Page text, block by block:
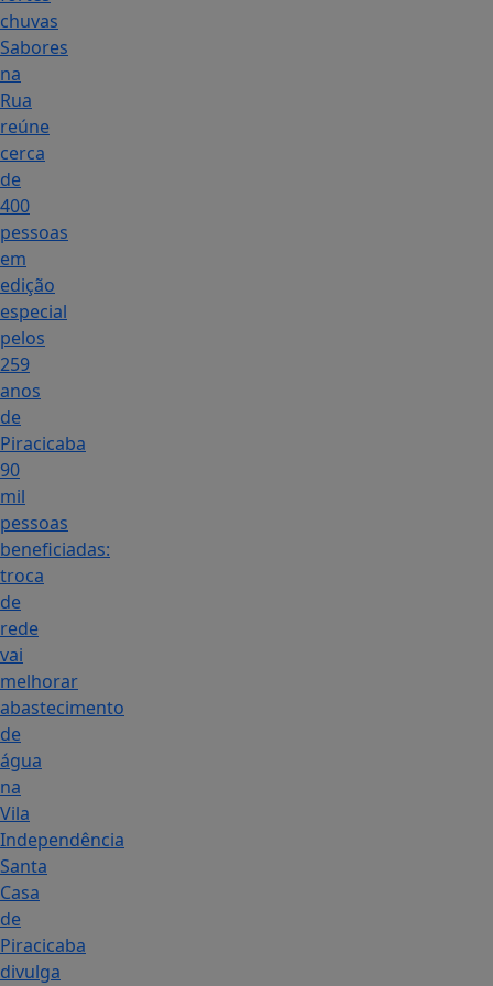
chuvas
Sabores
na
Rua
reúne
cerca
de
400
pessoas
em
edição
especial
pelos
259
anos
de
Piracicaba
90
mil
pessoas
beneficiadas:
troca
de
rede
vai
melhorar
abastecimento
de
água
na
Vila
Independência
Santa
Casa
de
Piracicaba
divulga